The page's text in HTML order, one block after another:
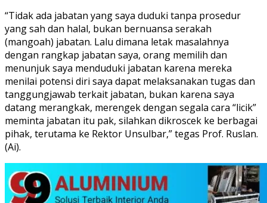
“Tidak ada jabatan yang saya duduki tanpa prosedur
yang sah dan halal, bukan bernuansa serakah
(mangoah) jabatan. Lalu dimana letak masalahnya
dengan rangkap jabatan saya, orang memilih dan
menunjuk saya menduduki jabatan karena mereka
menilai potensi diri saya dapat melaksanakan tugas dan
tanggungjawab terkait jabatan, bukan karena saya
datang merangkak, merengek dengan segala cara “licik”
meminta jabatan itu pak, silahkan dikroscek ke berbagai
pihak, terutama ke Rektor Unsulbar,” tegas Prof. Ruslan.
(Ai).